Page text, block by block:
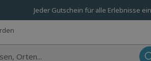
Jeder Gutschein für alle Erlebnisse